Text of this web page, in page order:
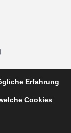
Erfahrung
Cookies
Banner